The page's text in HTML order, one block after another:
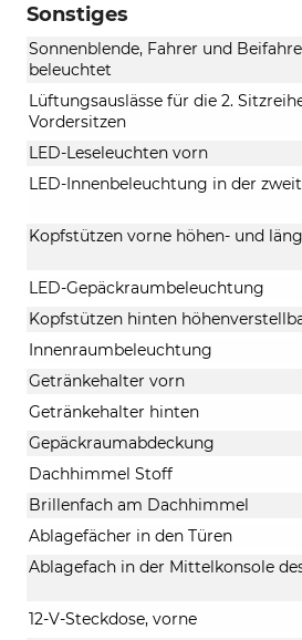
Sonstiges
Sonnenblende, Fahrer und
beleuchtet
Lüftungsauslässe für die 2.
Vordersitzen
LED-Leseleuchten vorn
LED-Innenbeleuchtung in der
Kopfstützen vorne höhen- und
LED-Gepäckraumbeleuchtung
Kopfstützen hinten
Innenraumbeleuchtung
Getränkehalter vorn
Getränkehalter hinten
Gepäckraumabdeckung
Dachhimmel Stoff
Brillenfach am Dachhimmel
Ablagefächer in den Türen
Ablagefach in der Mittelkonsole
12-V-Steckdose, vorne